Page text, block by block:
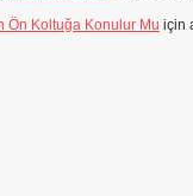
Ön Koltuğa Konulur Mu için